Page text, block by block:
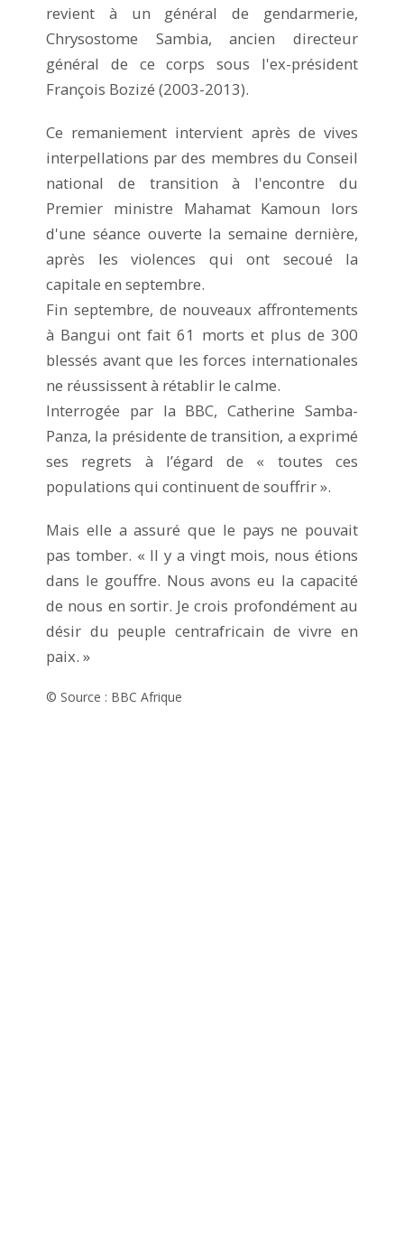
revient à un général de gendarmerie,
Chrysostome Sambia, ancien directeur
général de ce corps sous l'ex-président
François Bozizé (2003-2013).
Ce remaniement intervient après de vives
interpellations par des membres du Conseil
national de transition à l'encontre du
Premier ministre Mahamat Kamoun lors
d'une séance ouverte la semaine dernière,
après les violences qui ont secoué la
capitale en septembre.
Fin septembre, de nouveaux affrontements
à Bangui ont fait 61 morts et plus de 300
blessés avant que les forces internationales
ne réussissent à rétablir le calme.
Interrogée par la BBC, Catherine Samba-
Panza, la présidente de transition, a exprimé
ses regrets à l’égard de « toutes ces
populations qui continuent de souffrir ».
Mais elle a assuré que le pays ne pouvait
pas tomber. « Il y a vingt mois, nous étions
dans le gouffre. Nous avons eu la capacité
de nous en sortir. Je crois profondément au
désir du peuple centrafricain de vivre en
paix. »
© Source : BBC Afrique